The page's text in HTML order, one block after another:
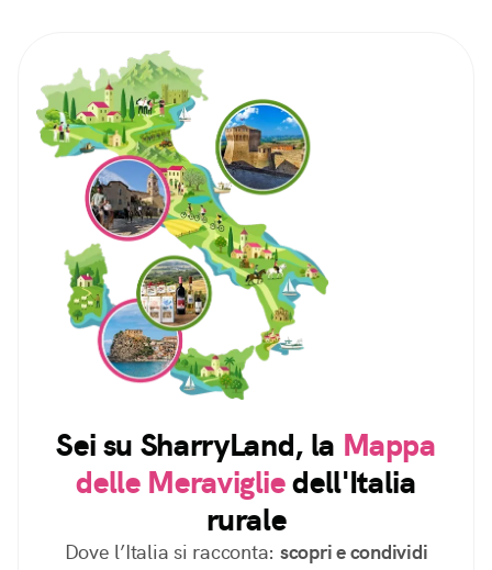
Sei su SharryLand, la Mappa
delle Meravigliedell'Italia
rurale
Dove l’Italia si racconta: scopri e condividi